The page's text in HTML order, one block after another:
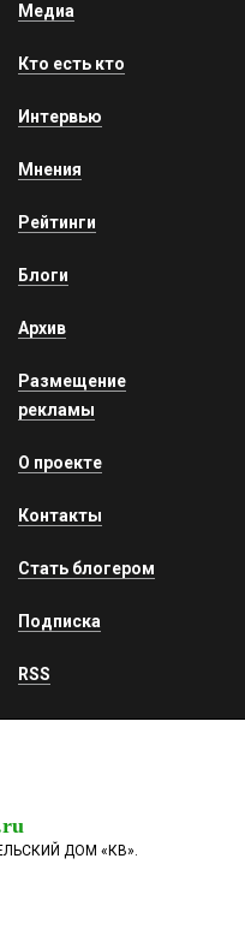
Медиа
Кто есть кто
Интервью
Мнения
Рейтинги
Блоги
Архив
Размещение
рекламы
О проекте
Контакты
Стать блогером
Подписка
RSS
ДОМ «КВ».